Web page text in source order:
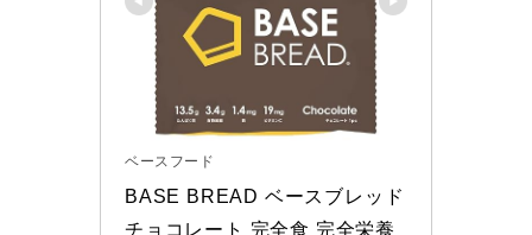
ベースフード
BASE BREAD ベースブレッド
チョコレート 完全食 完全栄養